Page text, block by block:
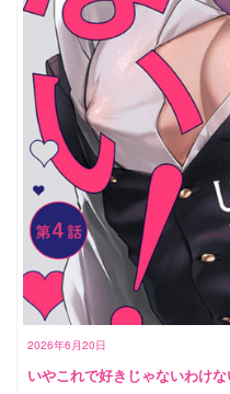
2026年6月20日
いやこれで好きじゃないわけ